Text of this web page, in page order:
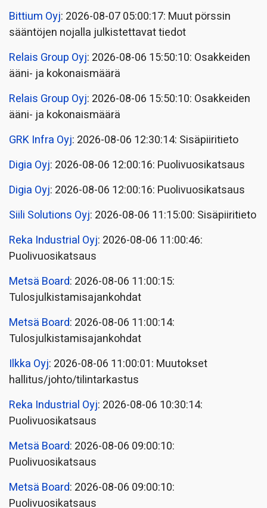
Bittium Oyj: 2026-08-07 05:00:17: Muut pörssin
sääntöjen nojalla julkistettavat tiedot
Relais Group Oyj: 2026-08-06 15:50:10: Osakkeiden
ääni- ja kokonaismäärä
Relais Group Oyj: 2026-08-06 15:50:10: Osakkeiden
ääni- ja kokonaismäärä
GRK Infra Oyj: 2026-08-06 12:30:14: Sisäpiiritieto
Digia Oyj: 2026-08-06 12:00:16: Puolivuosikatsaus
Digia Oyj: 2026-08-06 12:00:16: Puolivuosikatsaus
Siili Solutions Oyj: 2026-08-06 11:15:00: Sisäpiiritieto
Reka Industrial Oyj: 2026-08-06 11:00:46:
Puolivuosikatsaus
Metsä Board: 2026-08-06 11:00:15:
Tulosjulkistamisajankohdat
Metsä Board: 2026-08-06 11:00:14:
Tulosjulkistamisajankohdat
Ilkka Oyj: 2026-08-06 11:00:01: Muutokset
hallitus/johto/tilintarkastus
Reka Industrial Oyj: 2026-08-06 10:30:14:
Puolivuosikatsaus
Metsä Board: 2026-08-06 09:00:10:
Puolivuosikatsaus
Metsä Board: 2026-08-06 09:00:10:
Puolivuosikatsaus